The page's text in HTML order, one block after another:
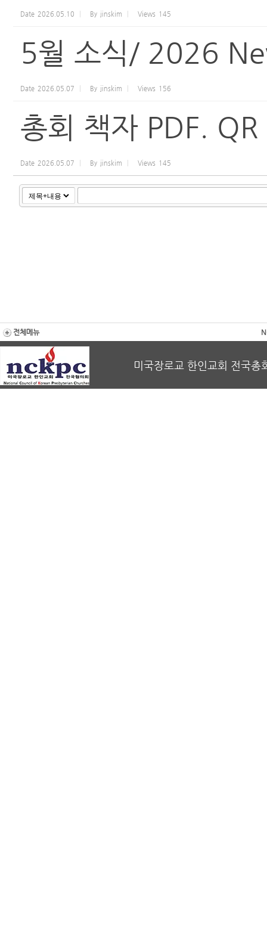
Date 2026.05.10 By jinskim Views 145
5월 소식/ 2026
Date 2026.05.07 By jinskim Views 156
총회 책자 PDF.
Date 2026.05.07 By jinskim Views 145
전체메뉴
미국장로교 한인교회 전국